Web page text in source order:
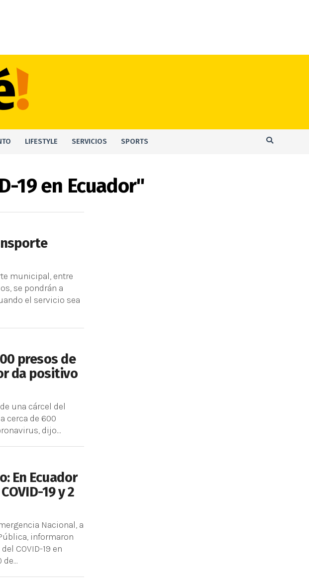
LIFESTYLE SERVICIOS SPORTS
19 en Ecuador"
municipal, entre
se pondrán a
el servicio sea
presos de
da positivo
una cárcel del
cerca de 600
dijo...
En Ecuador
19 y 2
Nacional, a
informaron
COVID-19 en